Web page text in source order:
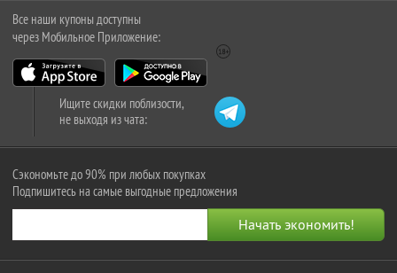
Все наши купоны доступны
через Мобильное Приложение:
Ищите скидки поблизости,
не выходя из чата:
Сэкономьте до 90% при любых покупках
Подпишитесь на самые выгодные предложения